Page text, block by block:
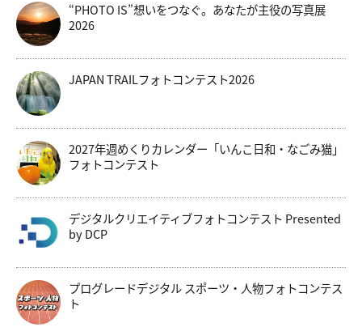
“PHOTO IS”想いをつなぐ。あなたが主役の写真展
2026
JAPAN TRAILフォトコンテスト2026
2027年週めくりカレンダー「いんこ日和・なごみ猫」
フォトコンテスト
デジタルクリエイティブフォトコンテスト Presented
by DCP
プログレードデジタル スポーツ・人物フォトコンテス
ト